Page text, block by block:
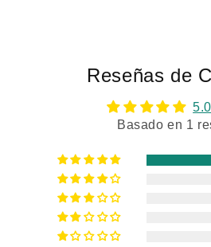
Reseñas de
Basado en 1